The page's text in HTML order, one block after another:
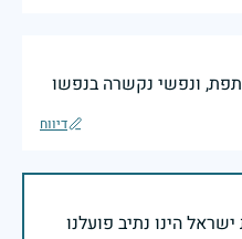
ונפשי נקשרה בנפשו
דיווח
הינו נתיב פועלנו